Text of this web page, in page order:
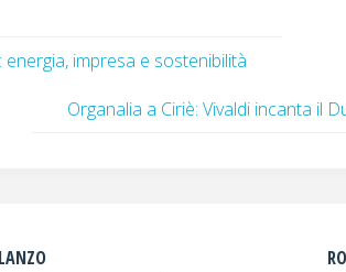
impresa e sostenibilità
Organalia a Ciriè: Vivaldi incanta il